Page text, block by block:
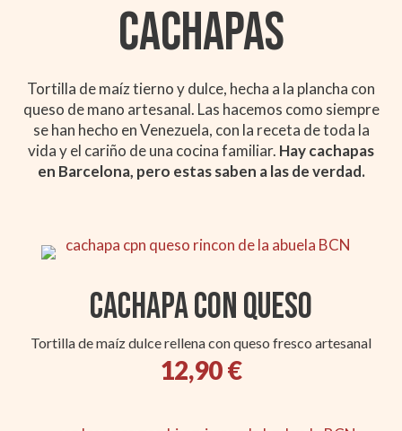
CACHAPAS
Tortilla de maíz tierno y dulce, hecha a la plancha con
queso de mano artesanal. Las hacemos como siempre
se han hecho en Venezuela, con la receta de toda la
vida y el cariño de una cocina familiar. Hay cachapas
en Barcelona, pero estas saben a las de verdad.
Cachapa con queso
Tortilla de maíz dulce rellena con queso fresco artesanal
12,90 €